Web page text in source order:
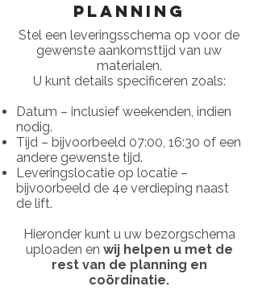
planning
Stel een leveringsschema op voor de
gewenste aankomsttijd van uw
materialen.
U kunt details specificeren zoals:
Datum – inclusief weekenden, indien
nodig.
Tijd – bijvoorbeeld 07:00, 16:30 of een
andere gewenste tijd.
Leveringslocatie op locatie –
bijvoorbeeld de 4e verdieping naast
de lift.
Hieronder kunt u uw bezorgschema
uploaden en wij helpen u met de
rest van de planning en
coördinatie.